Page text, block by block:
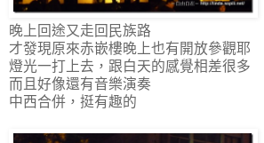
晚上回途又走回民族路
才發現原來赤嵌樓晚上也有開放參觀耶
燈光一打上去，跟白天的感覺相差很多
而且好像還有音樂演奏
中西合併，挺有趣的